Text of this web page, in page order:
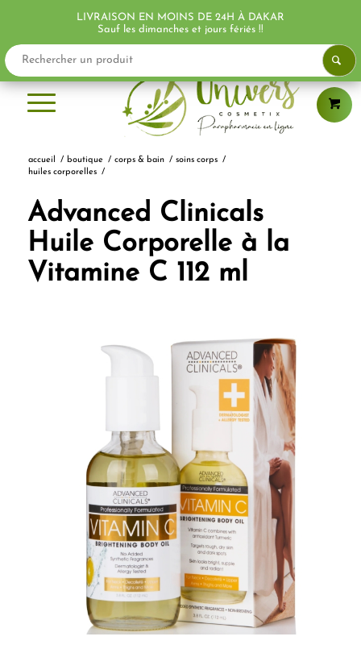
accueil / boutique / corps & bain / soins corps /
huiles corporelles /
Advanced Clinicals
Huile Corporelle à la
Vitamine C 112 ml
LIVRAISON EN MOINS DE 24H À DAKAR
Sauf les dimanches et jours fériés !!